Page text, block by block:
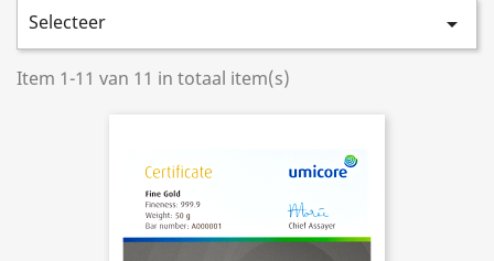
Selecteer

Item 1-11 van 11 in totaal item(s)